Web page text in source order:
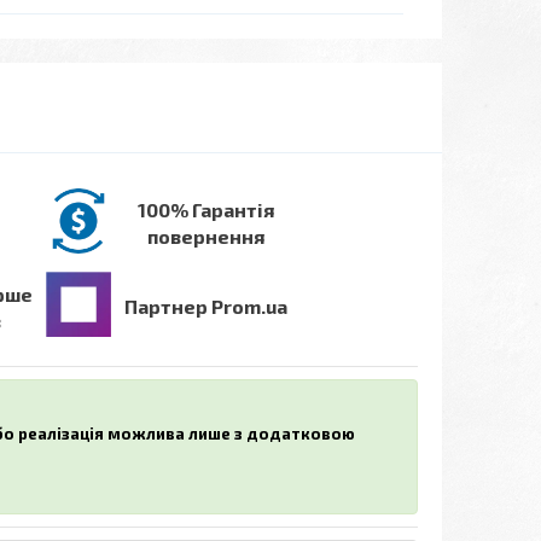
100% Гарантія
повернення
Партнер Prom.ua
реалізація можлива лише з додатковою